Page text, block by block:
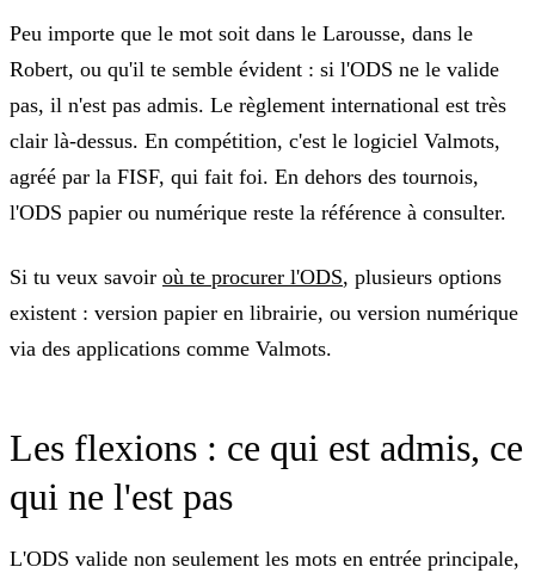
Peu importe que le mot soit dans le Larousse, dans le
Robert, ou qu'il te semble évident : si l'ODS ne le valide
pas, il n'est pas admis. Le règlement international est très
clair là-dessus. En compétition, c'est le logiciel Valmots,
agréé par la FISF, qui fait foi. En dehors des tournois,
l'ODS papier ou numérique reste la référence à consulter.
Si tu veux savoir où te procurer l'ODS, plusieurs options
existent : version papier en librairie, ou version numérique
via des applications comme Valmots.
Les flexions : ce qui est admis, ce
qui ne l'est pas
L'ODS valide non seulement les mots en entrée principale,